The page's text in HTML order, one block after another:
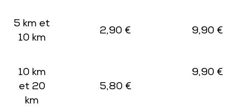
5 km et
10 km
2,90 € 9,90 €
10 km
et 20
km
5,80 €
9,90 €